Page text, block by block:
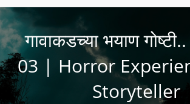
गावाकडच्या भयाण
03 | Horror
Storyteller